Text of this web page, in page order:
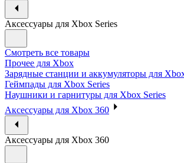
Аксессуары для Xbox Series
Смотреть все товары
Прочее для Xbox
Зарядные станции и аккумуляторы для
Геймпады для Xbox Series
Наушники и гарнитуры для Xbox Series
Аксессуары для Xbox 360
Аксессуары для Xbox 360